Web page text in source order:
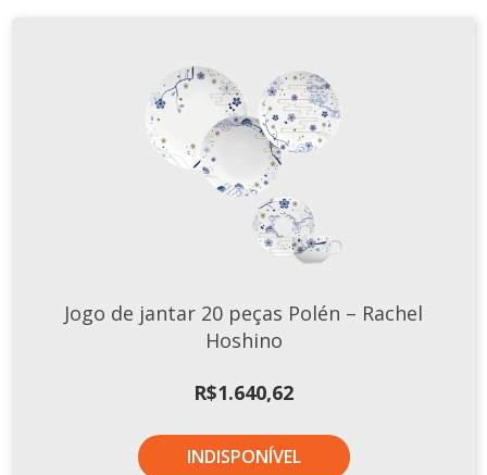
Jogo de jantar 20 peças Polén – Rachel
Hoshino
R$1.640,62
INDISPONÍVEL